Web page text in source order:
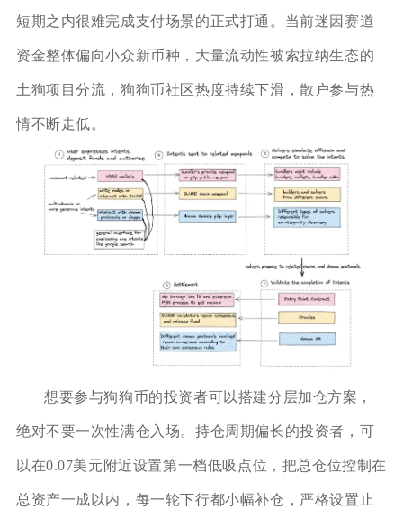
短期之内很难完成支付场景的正式打通。当前迷因赛道
资金整体偏向小众新币种，大量流动性被索拉纳生态的
土狗项目分流，狗狗币社区热度持续下滑，散户参与热
情不断走低。
想要参与狗狗币的投资者可以搭建分层加仓方案，
绝对不要一次性满仓入场。持仓周期偏长的投资者，可
以在0.07美元附近设置第一档低吸点位，把总仓位控制在
总资产一成以内，每一轮下行都小幅补仓，严格设置止